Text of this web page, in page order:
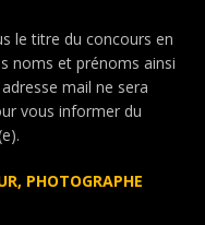
le titre du concours en
noms et prénoms ainsi
mail ne sera
vous informer du
PHOTOGRAPHE